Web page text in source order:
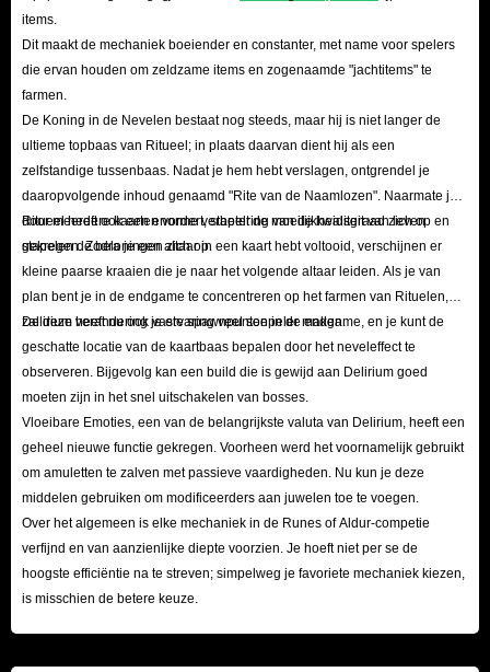
items.
Dit maakt de mechaniek boeiender en constanter, met name voor spelers
die ervan houden om zeldzame items en zogenaamde "jachtitems" te
farmen.
De Koning in de Nevelen bestaat nog steeds, maar hij is niet langer de
ultieme topbaas van Ritueel; in plaats daarvan dient hij als een
zelfstandige tussenbaas. Nadat je hem hebt verslagen, ontgrendel je
daaropvolgende inhoud genaamd "Rite van de Naamlozen". Naarmate je
door meerdere kaarten vordert, stapelt de moeilijkheidsgraad zich op en
stapelen de beloningen zich op.
Ritueel heeft ook een enorme verbetering van de kwaliteit van leven
gekregen. Zodra je een altaar in een kaart hebt voltooid, verschijnen er
kleine paarse kraaien die je naar het volgende altaar leiden. Als je van
plan bent je in de endgame te concentreren op het farmen van Rituelen,
zal deze verandering je ervaring veel soepeler maken.
Delirium heeft nu ook vaste spawnpunten in de endgame, en je kunt de
geschatte locatie van de kaartbaas bepalen door het neveleffect te
observeren. Bijgevolg kan een build die is gewijd aan Delirium goed
moeten zijn in het snel uitschakelen van bosses.
Vloeibare Emoties, een van de belangrijkste valuta van Delirium, heeft een
geheel nieuwe functie gekregen. Voorheen werd het voornamelijk gebruikt
om amuletten te zalven met passieve vaardigheden. Nu kun je deze
middelen gebruiken om modificeerders aan juwelen toe te voegen.
Over het algemeen is elke mechaniek in de Runes of Aldur-competie
verfijnd en van aanzienlijke diepte voorzien. Je hoeft niet per se de
hoogste efficiëntie na te streven; simpelweg je favoriete mechaniek kiezen,
is misschien de betere keuze.